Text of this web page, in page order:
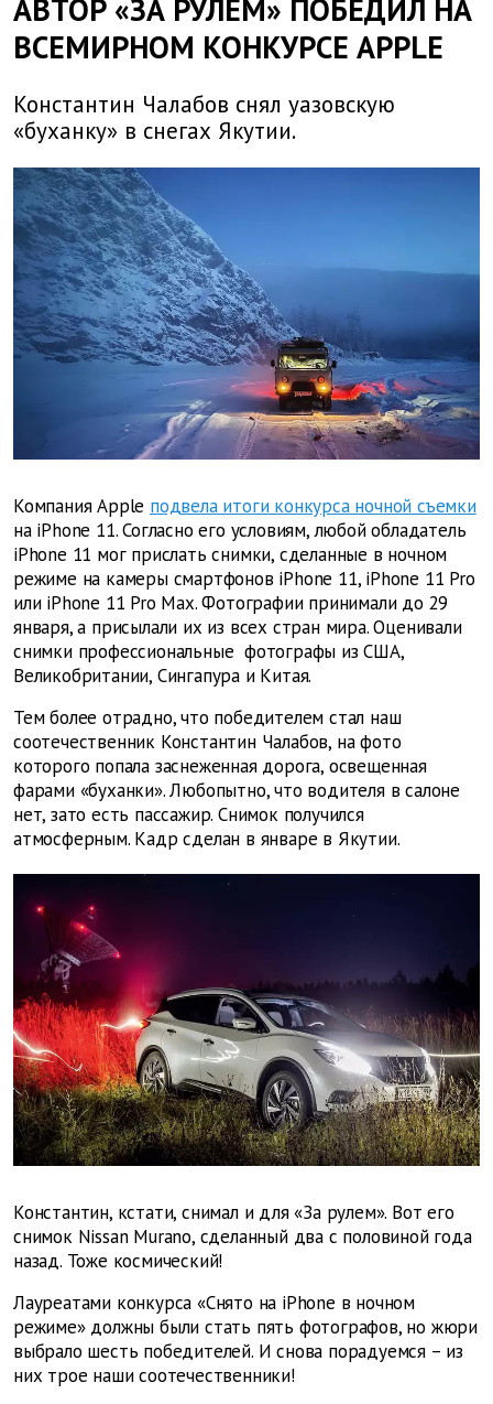
АВТОР «ЗА РУЛЕМ» ПОБЕДИЛ НА
ВСЕМИРНОМ КОНКУРСЕ APPLE
Константин Чалабов снял уазовскую
«буханку» в снегах Якутии.
Компания Apple подвела итоги конкурса ночной съемки
на iPhone 11. Согласно его условиям, любой обладатель
iPhone 11 мог прислать снимки, сделанные в ночном
режиме на камеры смартфонов iPhone 11, iPhone 11 Pro
или iPhone 11 Pro Max. Фотографии принимали до 29
января, а присылали их из всех стран мира. Оценивали
снимки профессиональные фотографы из США,
Великобритании, Сингапура и Китая.
Тем более отрадно, что победителем стал наш
соотечественник Константин Чалабов, на фото
которого попала заснеженная дорога, освещенная
фарами «буханки». Любопытно, что водителя в салоне
нет, зато есть пассажир. Снимок получился
атмосферным. Кадр сделан в январе в Якутии.
Константин, кстати, снимал и для «За рулем». Вот его
снимок Nissan Murano, сделанный два с половиной года
назад. Тоже космический!
Лауреатами конкурса «Снято на iPhone в ночном
режиме» должны были стать пять фотографов, но жюри
выбрало шесть победителей. И снова порадуемся – из
них трое наши соотечественники!